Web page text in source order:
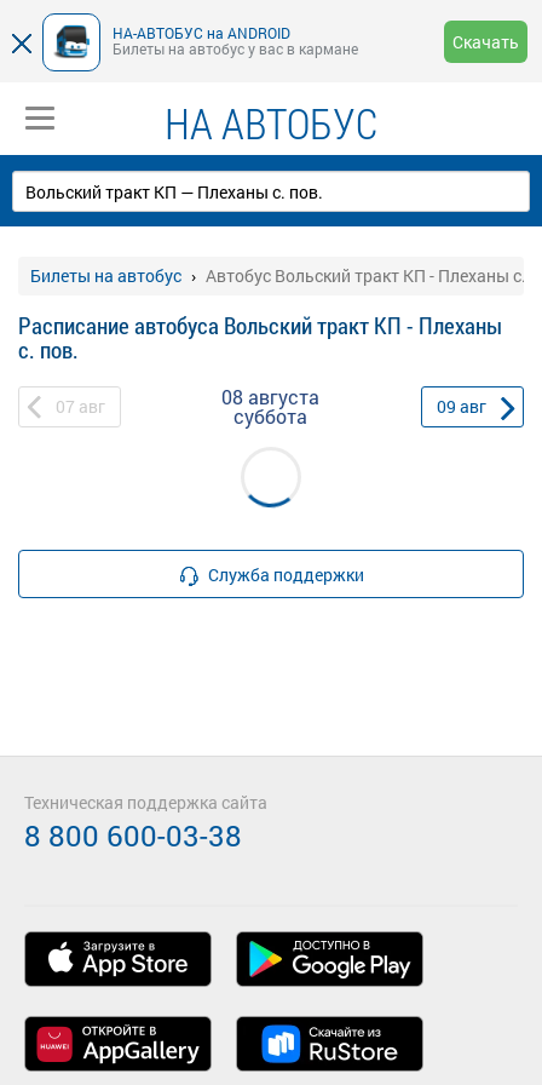
НА-АВТОБУС на ANDROID
Билеты на автобус у вас в кармане
Скачать
НА АВТОБУС
Билеты на автобус Автобус Вольский тракт КП - Плеханы с.
Расписание автобуса Вольский тракт КП - Плеханы
с. пов.
07 авг 08 августа
суббота 09 авг
Служба поддержки
Техническая поддержка сайта
8 800 600-03-38